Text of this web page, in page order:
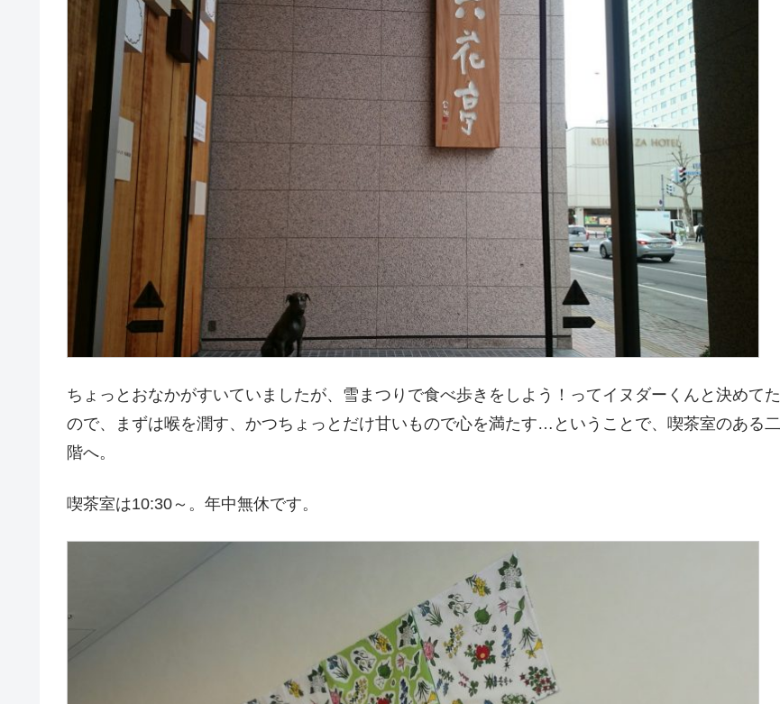
ちょっとおなかがすいていましたが、雪まつりで食べ歩きをしよう！ってイヌダーくんと決めてた
ので、まずは喉を潤す、かつちょっとだけ甘いもので心を満たす…ということで、喫茶室のある二
階へ。
喫茶室は10:30～。年中無休です。